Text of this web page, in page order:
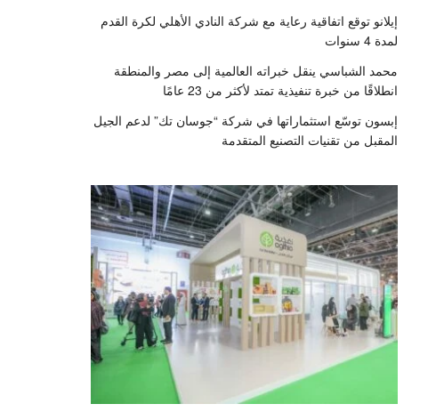
إيلانو توقع اتفاقية رعاية مع شركة النادي الأهلي لكرة القدم
لمدة 4 سنوات
محمد الشباسي ينقل خبراته العالمية إلى مصر والمنطقة
انطلاقًا من خبرة تنفيذية تمتد لأكثر من 23 عامًا
إبسون توسّع استثماراتها في شركة “جوسان تك” لدعم الجيل
المقبل من تقنيات التصنيع المتقدمة